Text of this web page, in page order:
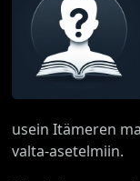
usein Itämeren
valta-asetelmiin.